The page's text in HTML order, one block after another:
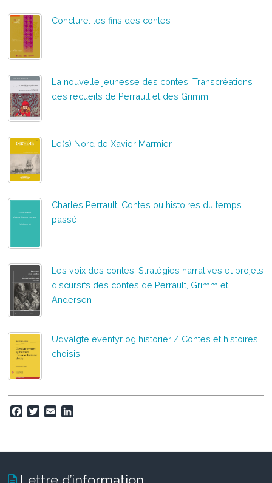
Conclure: les fins des contes
La nouvelle jeunesse des contes. Transcréations
des recueils de Perrault et des Grimm
Le(s) Nord de Xavier Marmier
Charles Perrault, Contes ou histoires du temps
passé
Les voix des contes. Stratégies narratives et projets
discursifs des contes de Perrault, Grimm et
Andersen
Udvalgte eventyr og historier / Contes et histoires
choisis
d